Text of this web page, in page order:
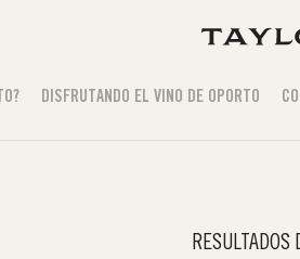
DISFRUTANDO EL VINO DE OPORTO
RESULTADOS